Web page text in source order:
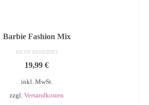
Barbie Fashion Mix
NICHT BEWERTET
19,99 €
inkl. MwSt.
zzgl. Versandkosten